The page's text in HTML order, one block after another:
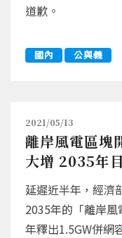
道歉。
國內 公與義
2021/05/13
離岸風電區塊
大增 2035年
延遲近半年，經濟
2035年的「離岸
年釋出1.5GW併網